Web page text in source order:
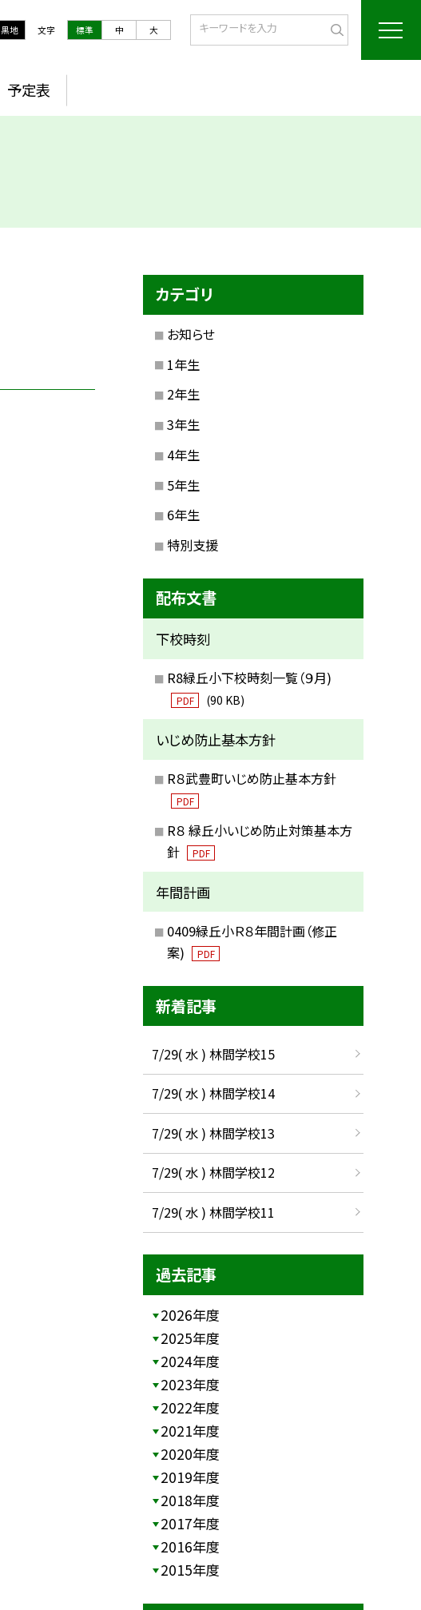
黒地 文字 標準 中 大
予定表
カテゴリ
お知らせ
1年生
2年生
3年生
4年生
5年生
6年生
特別支援
配布文書
下校時刻
R8緑丘小下校時刻一覧（９月)
PDF (90 KB)
いじめ防止基本方針
R８武豊町いじめ防止基本方針
PDF
R８ 緑丘小いじめ防止対策基本方
針
PDF
年間計画
0409緑丘小Ｒ８年間計画（修正
案)
PDF
新着記事
7/29( 水 ) 林間学校15
7/29( 水 ) 林間学校14
7/29( 水 ) 林間学校13
7/29( 水 ) 林間学校12
7/29( 水 ) 林間学校11
過去記事
2026年度
2025年度
2024年度
2023年度
2022年度
2021年度
2020年度
2019年度
2018年度
2017年度
2016年度
2015年度